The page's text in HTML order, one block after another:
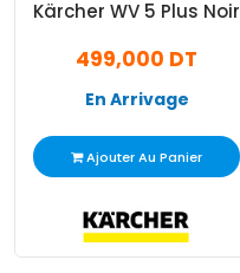
Kärcher WV 5 Plus Noir
499,000 DT
En Arrivage
Ajouter Au Panier